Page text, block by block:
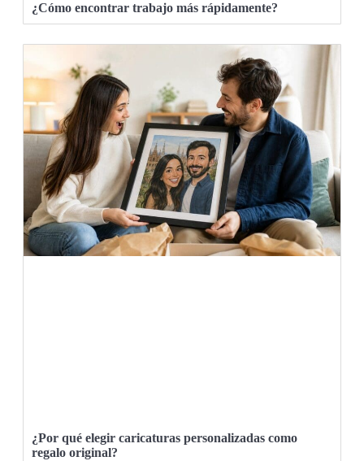
¿Cómo encontrar trabajo más rápidamente?
¿Por qué elegir caricaturas personalizadas como
regalo original?